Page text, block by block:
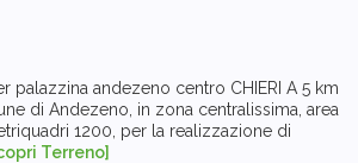
palazzina andezeno centro CHIERI A 5 km
di Andezeno, in zona centralissima, area
1200, per la realizzazione di
Terreno]